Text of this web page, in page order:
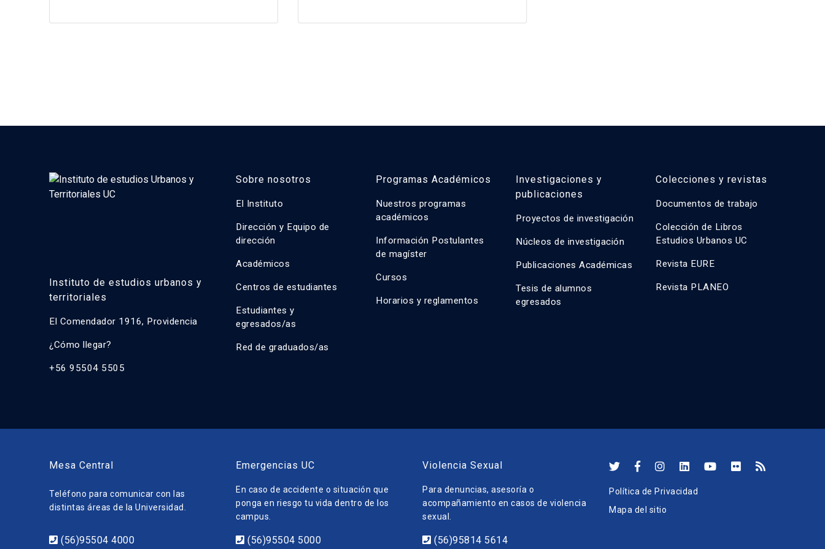
Instituto de estudios urbanos y
territoriales
El Comendador 1916, Providencia
¿Cómo llegar?
+56 95504 5505
Sobre nosotros
El Instituto
Dirección y Equipo de
dirección
Académicos
Centros de estudiantes
Estudiantes y
egresados/as
Red de graduados/as
Programas Académicos
Nuestros programas
académicos
Información Postulantes
de magíster
Cursos
Horarios y reglamentos
Investigaciones y
publicaciones
Proyectos de investigación
Núcleos de investigación
Publicaciones Académicas
Tesis de alumnos
egresados
Colecciones y revistas
Documentos de trabajo
Colección de Libros
Estudios Urbanos UC
Revista EURE
Revista PLANEO
Mesa Central
Teléfono para comunicar con las
distintas áreas de la Universidad.
(56)95504 4000
Emergencias UC
En caso de accidente o situación que
ponga en riesgo tu vida dentro de los
campus.
(56)95504 5000
Violencia Sexual
Para denuncias, asesoría o
acompañamiento en casos de violencia
sexual.
(56)95814 5614
Política de Privacidad
Mapa del sitio